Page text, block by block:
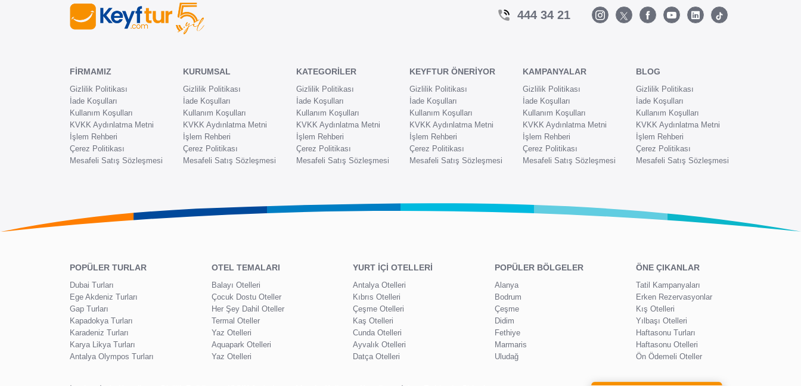
444 34 21
FİRMAMIZ
Gizlilik Politikası
İade Koşulları
Kullanım Koşulları
KVKK Aydınlatma Metni
İşlem Rehberi
Çerez Politikası
Mesafeli Satış Sözleşmesi
KURUMSAL
Gizlilik Politikası
İade Koşulları
Kullanım Koşulları
KVKK Aydınlatma Metni
İşlem Rehberi
Çerez Politikası
Mesafeli Satış Sözleşmesi
KATEGORİLER
Gizlilik Politikası
İade Koşulları
Kullanım Koşulları
KVKK Aydınlatma Metni
İşlem Rehberi
Çerez Politikası
Mesafeli Satış Sözleşmesi
KEYFTUR ÖNERİYOR
Gizlilik Politikası
İade Koşulları
Kullanım Koşulları
KVKK Aydınlatma Metni
İşlem Rehberi
Çerez Politikası
Mesafeli Satış Sözleşmesi
KAMPANYALAR
Gizlilik Politikası
İade Koşulları
Kullanım Koşulları
KVKK Aydınlatma Metni
İşlem Rehberi
Çerez Politikası
Mesafeli Satış Sözleşmesi
BLOG
Gizlilik Politikası
İade Koşulları
Kullanım Koşulları
KVKK Aydınlatma Metni
İşlem Rehberi
Çerez Politikası
Mesafeli Satış Sözleşmesi
POPÜLER TURLAR
Dubai Turları
Ege Akdeniz Turları
Gap Turları
Kapadokya Turları
Karadeniz Turları
Karya Likya Turları
Antalya Olympos Turları
OTEL TEMALARI
Balayı Otelleri
Çocuk Dostu Oteller
Her Şey Dahil Oteller
Termal Oteller
Yaz Otelleri
Aquapark Otelleri
Yaz Otelleri
YURT İÇİ OTELLERİ
Antalya Otelleri
Kıbrıs Otelleri
Çeşme Otelleri
Kaş Otelleri
Cunda Otelleri
Ayvalık Otelleri
Datça Otelleri
POPÜLER BÖLGELER
Alanya
Bodrum
Çeşme
Didim
Fethiye
Marmaris
Uludağ
ÖNE ÇIKANLAR
Tatil Kampanyaları
Erken Rezervasyonlar
Kış Otelleri
Yılbaşı Otelleri
Haftasonu Turları
Haftasonu Otelleri
Ön Ödemeli Oteller